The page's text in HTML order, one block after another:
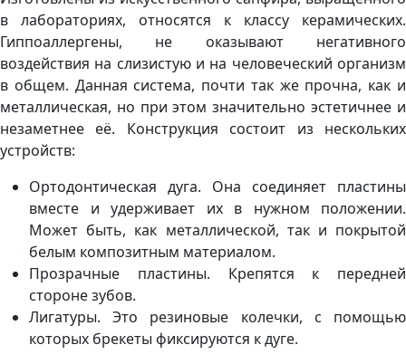
в лабораториях, относятся к классу керамических.
Гиппоаллергены, не оказывают негативного
воздействия на слизистую и на человеческий организм
в общем. Данная система, почти так же прочна, как и
металлическая, но при этом значительно эстетичнее и
незаметнее её. Конструкция состоит из нескольких
устройств:
Ортодонтическая дуга. Она соединяет пластины
вместе и удерживает их в нужном положении.
Может быть, как металлической, так и покрытой
белым композитным материалом.
Прозрачные пластины. Крепятся к передней
стороне зубов.
Лигатуры. Это резиновые колечки, с помощью
которых брекеты фиксируются к дуге.